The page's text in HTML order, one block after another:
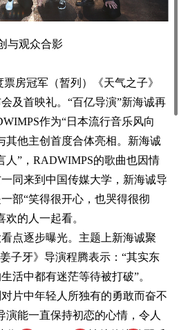
与观众合影
房冠军（暂列）《天气之子》
及首映礼。“百亿导演”新海诚再
作为“日本流行音乐风向
其他主创首度合体亮相。新海诚
人”，RADWIMPS的歌曲也因情
同来到中国传媒大学，新海诚导
部“笑得很开心，也哭得很彻
的人一起看。
点逐步曝光。主题上新海诚聚
子牙》导演程腾表示：“其实东
活中都有迷茫等待被打破”。
片中年轻人所独有的勇敢而奋不
演能一直保持初恋的心情，令人